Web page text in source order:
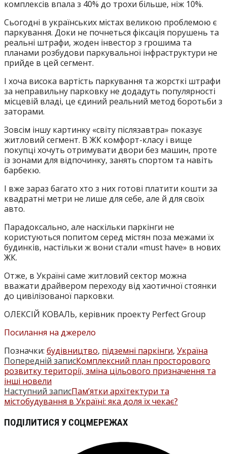
комплексів впала з 40% до трохи більше, ніж 10%.
Сьогодні в українських містах великою проблемою є
паркування. Доки не почнеться фіксація порушень та
реальні штрафи, жоден інвестор з грошима та
планами розбудови паркувальної інфраструктури не
прийде в цей сегмент.
І хоча висока вартість паркування та жорсткі штрафи
за неправильну парковку не додадуть популярності
місцевій владі, це єдиний реальний метод боротьби з
заторами.
Зовсім іншу картинку «світу післязавтра» показує
житловий сегмент. В ЖК комфорт-класу і вище
покупці хочуть отримувати двори без машин, проте
із зонами для відпочинку, занять спортом та навіть
барбекю.
І вже зараз багато хто з них готові платити кошти за
квадратні метри не лише для себе, але й для своїх
авто.
Парадоксально, але наскільки паркінги не
користуються попитом серед містян поза межами їх
будинків, настільки ж вони стали «must have» в нових
ЖК.
Отже, в Україні саме житловий сектор можна
вважати драйвером переходу від хаотичної стоянки
до цивілізованої парковки.
ОЛЕКСІЙ КОВАЛЬ, керівник проекту Perfеct Group
Посилання на джерело
Позначки: будівництво, підземні паркінги, Україна
ПРОЧИТАТИ
БІЛЬШЕ
СТАТЕЙ
Попередній записКомплексний план просторового
розвитку території, зміна цільового призначення та
інші новели
Наступний записПам’ятки архітектури та
містобудування в Україні: яка доля їх чекає?
ПОДІЛИТИСЯ У СОЦМЕРЕЖАХ
ВМІСТОМ